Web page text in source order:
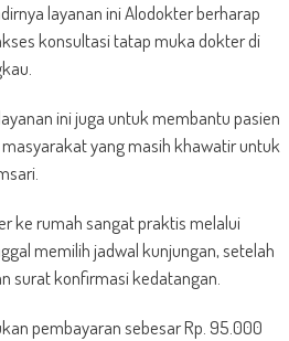
layanan ini Alodokter berharap
konsultasi tatap muka dokter di
ini juga untuk membantu pasien
yang masih khawatir untuk
ke rumah sangat praktis melalui
memilih jadwal kunjungan, setelah
surat konfirmasi kedatangan.
pembayaran sebesar Rp. 95.000